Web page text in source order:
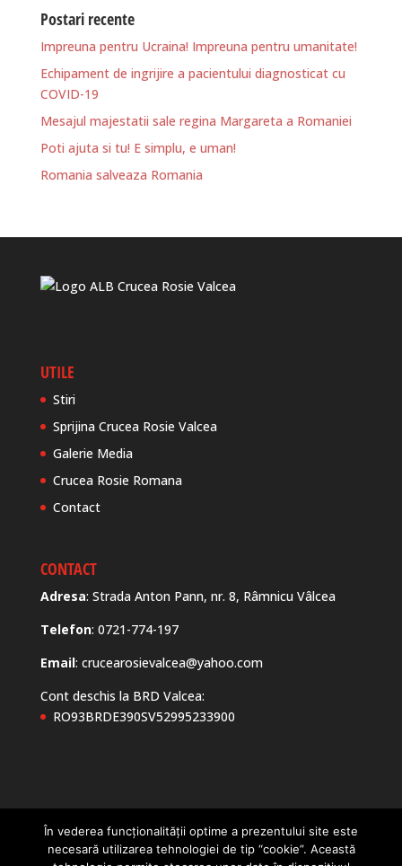
Postari recente
Impreuna pentru Ucraina! Impreuna pentru umanitate!
Echipament de ingrijire a pacientului diagnosticat cu
COVID-19
Mesajul majestatii sale regina Margareta a Romaniei
Poti ajuta si tu! E simplu, e uman!
Romania salveaza Romania
UTILE
Stiri
Sprijina Crucea Rosie Valcea
Galerie Media
Crucea Rosie Romana
Contact
CONTACT
Adresa: Strada Anton Pann, nr. 8, Râmnicu Vâlcea
Telefon: 0721-774-197
Email: crucearosievalcea@yahoo.com
Cont deschis la BRD Valcea:
RO93BRDE390SV52995233900
Politica Cookies Politica de confidentialitate
În vederea funcționalității optime a prezentului site este
necesară utilizarea tehnologiei de tip “cookie”. Această